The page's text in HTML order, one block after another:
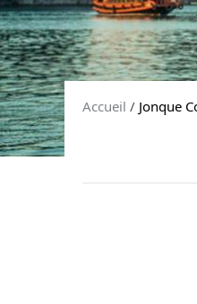
Accueil / Jonque